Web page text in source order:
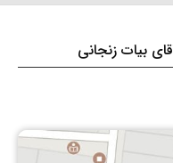
بیات زنجانی